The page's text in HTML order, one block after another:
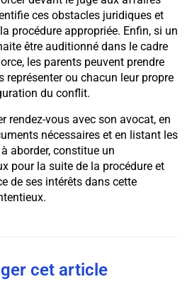
ces obstacles juridiques et
procédure appropriée. Enfin, si un
être auditionné dans le cadre
les parents peuvent prendre
représenter ou chacun leur propre
du conflit.
rendez-vous avec son avocat, en
nécessaires et en listant les
aborder, constitue un
pour la suite de la procédure et
de ses intérêts dans cette
cet article